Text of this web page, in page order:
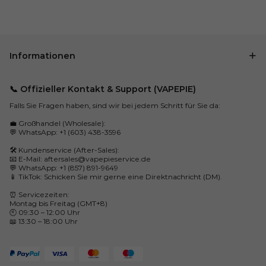
Informationen
📞 Offizieller Kontakt & Support (VAPEPIE)
Falls Sie Fragen haben, sind wir bei jedem Schritt für Sie da:
💼 Großhandel (Wholesale):
💬 WhatsApp: +1 (603) 438-3596
🛠️ Kundenservice (After-Sales):
📧 E-Mail: aftersales@vapepieservice.de
💬 WhatsApp: +1 (857) 891-9649
📱 TikTok: Schicken Sie mir gerne eine Direktnachricht (DM).
⏰ Servicezeiten:
Montag bis Freitag (GMT+8)
🕙 09:30 – 12:00 Uhr
📖 13:30 – 18:00 Uhr